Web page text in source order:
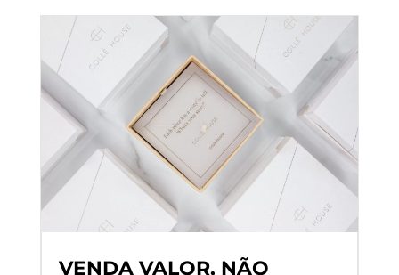
VENDA VALOR, NÃO